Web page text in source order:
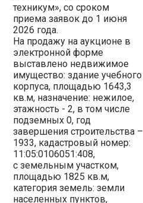
техникум», со сроком
приема заявок до 1 июня
2026 года.
На продажу на аукционе в
электронной форме
выставлено недвижимое
имущество: здание учебного
корпуса, площадью 1643,3
кв.м, назначение: нежилое,
этажность - 2, в том числе
подземных 0, год
завершения строительства –
1933, кадастровый номер:
11:05:0106051:408,
с земельным участком,
площадью 1825 кв.м,
категория земель: земли
населенных пунктов,